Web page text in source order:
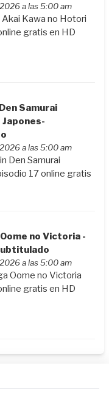
a las 5:00 am
Akai Kawa no Hotori
gratis en HD
Samurai
a las 5:00 am
Den Samurai
17 online gratis
no Victoria -
a las 5:00 am
Oome no Victoria
gratis en HD